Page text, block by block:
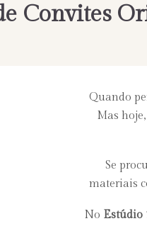
Convites
Quando
Mas
Se
materiais
No Estúdio